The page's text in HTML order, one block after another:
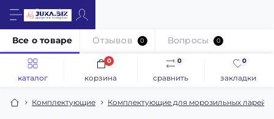
каталог сравнить
0
закладки
0
корзина
0
Комплектующие Комплектующие для морозильных ларей
Все о товаре Отзывов 0 Вопросы 0